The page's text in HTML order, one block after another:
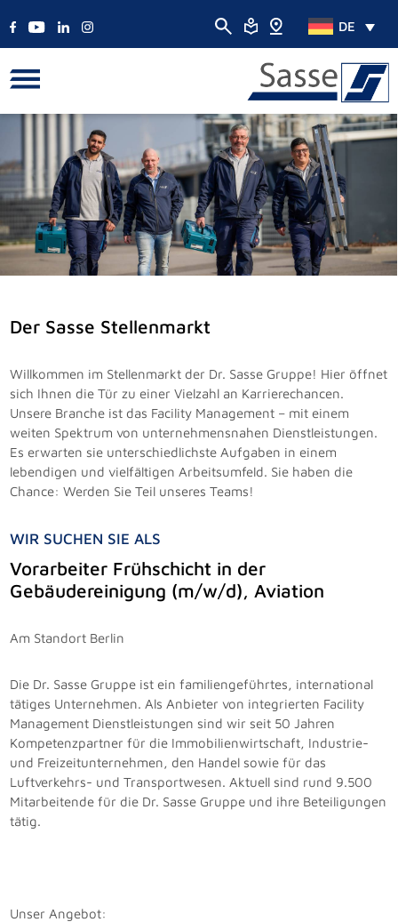
DE
Der Sasse Stellenmarkt
Willkommen im Stellenmarkt der Dr. Sasse Gruppe! Hier öffnet
sich Ihnen die Tür zu einer Vielzahl an Karrierechancen.
Unsere Branche ist das Facility Management – mit einem
weiten Spektrum von unternehmensnahen Dienstleistungen.
Es erwarten sie unterschiedlichste Aufgaben in einem
lebendigen und vielfältigen Arbeitsumfeld. Sie haben die
Chance: Werden Sie Teil unseres Teams!
WIR SUCHEN SIE ALS
Vorarbeiter Frühschicht in der
Gebäudereinigung (m/w/d), Aviation
Am Standort Berlin
Die Dr. Sasse Gruppe ist ein familiengeführtes, international
tätiges Unternehmen. Als Anbieter von integrierten Facility
Management Dienstleistungen sind wir seit 50 Jahren
Kompetenzpartner für die Immobilienwirtschaft, Industrie-
und Freizeitunternehmen, den Handel sowie für das
Luftverkehrs- und Transportwesen. Aktuell sind rund 9.500
Mitarbeitende für die Dr. Sasse Gruppe und ihre Beteiligungen
tätig.
Unser Angebot: